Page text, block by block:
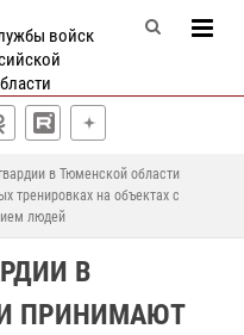
войск
в Тюменской области
тренировках на объектах с
людей
В
ПРИНИМАЮТ